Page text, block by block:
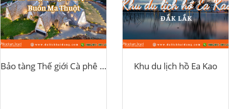
Bảo tàng Thế giới Cà phê Buôn Ma Thuột Khu du lịch hồ Ea Kao